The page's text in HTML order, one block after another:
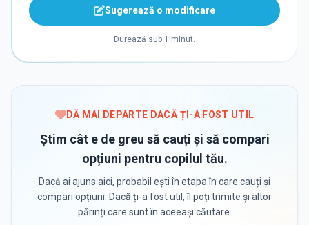
Sugerează o modificare
Durează sub 1 minut.
DĂ MAI DEPARTE DACĂ ȚI-A FOST UTIL
Știm cât e de greu să cauți și să compari
opțiuni pentru copilul tău.
Dacă ai ajuns aici, probabil ești în etapa în care cauți și
compari opțiuni. Dacă ți-a fost util, îl poți trimite și altor
părinți care sunt în aceeași căutare.